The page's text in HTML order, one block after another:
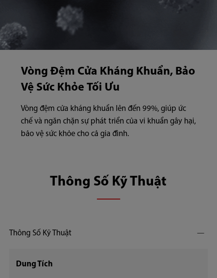
Vòng Đệm Cửa Kháng Khuẩn, Bảo
Vệ Sức Khỏe Tối Ưu
Vòng đệm cửa kháng khuẩn lên đến 99%, giúp ức
chế và ngăn chặn sự phát triển của vi khuẩn gây hại,
bảo vệ sức khỏe cho cả gia đình.
Thông Số Kỹ Thuật
Thông Số Kỹ Thuật
Dung Tích